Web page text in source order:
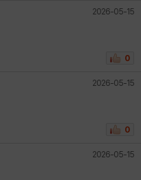
2026-05-15
0
2026-05-15
0
2026-05-15